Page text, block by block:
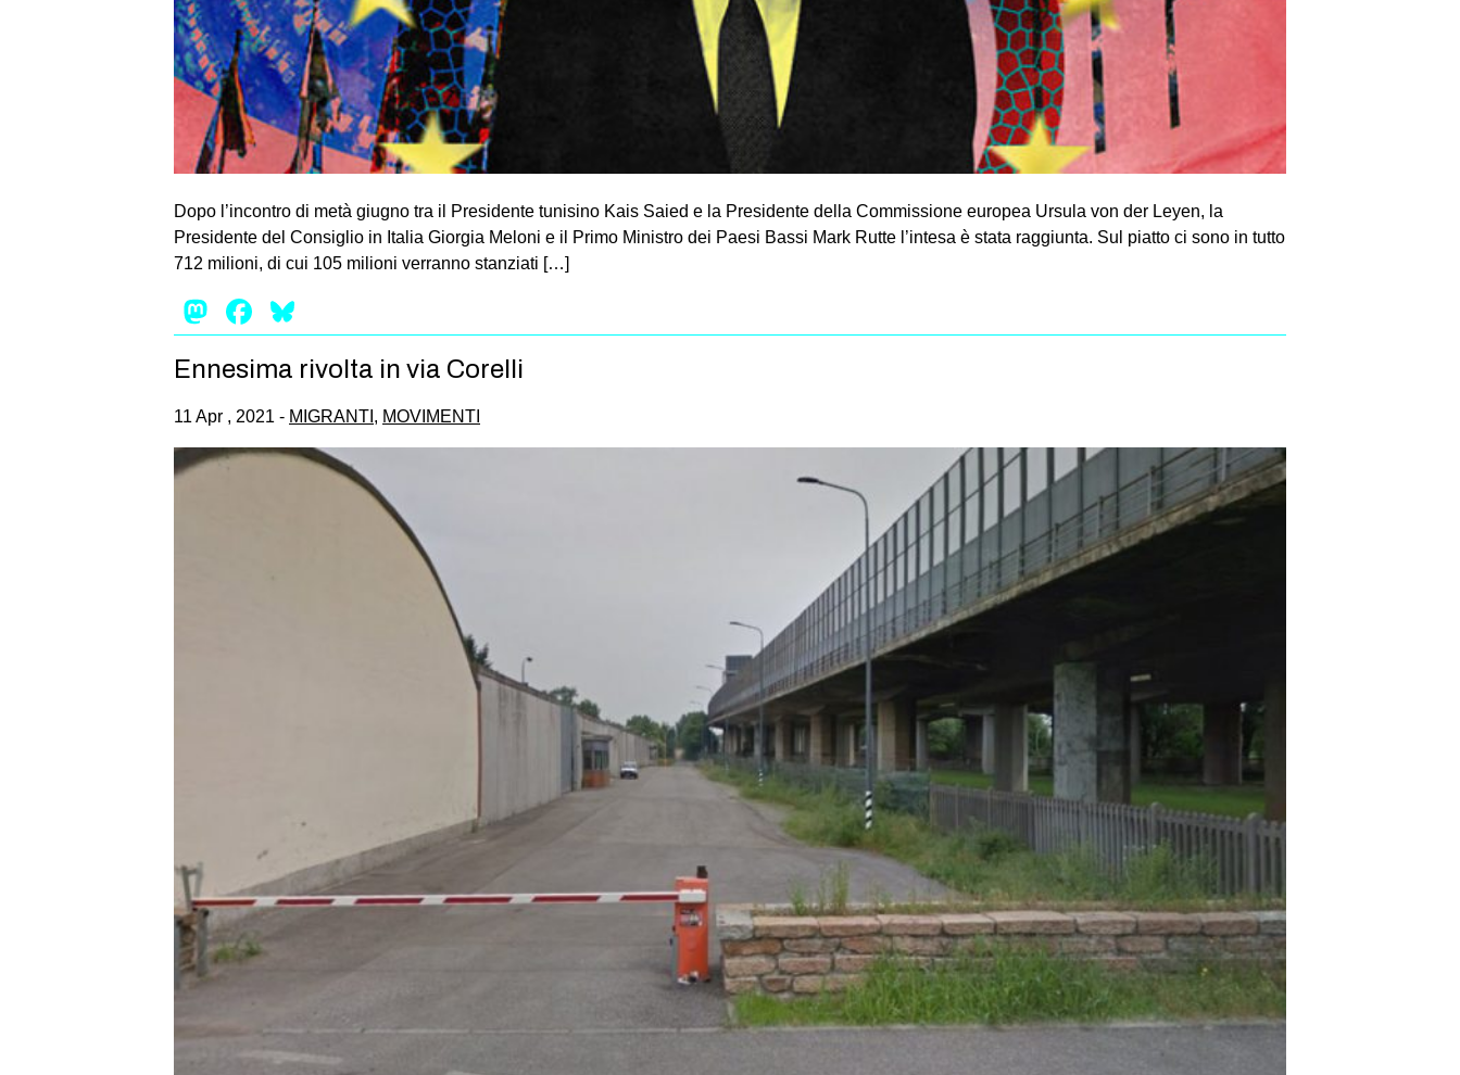
Dopo l’incontro di metà giugno tra il Presidente tunisino Kais Saied e la Presidente della Commissione europea Ursula von der Leyen, la
Presidente del Consiglio in Italia Giorgia Meloni e il Primo Ministro dei Paesi Bassi Mark Rutte l’intesa è stata raggiunta. Sul piatto ci sono in tutto
712 milioni, di cui 105 milioni verranno stanziati […]
Mastodon
Facebook
Ennesima rivolta in via Corelli
11 Apr , 2021 - MIGRANTI , MOVIMENTI